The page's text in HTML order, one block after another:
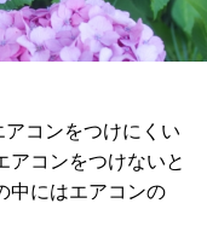
コンをつけにくい
アコンをつけないと
中にはエアコンの